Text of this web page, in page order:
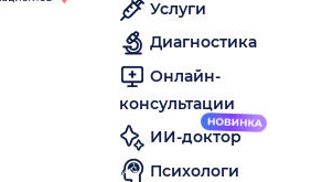
Услуги
Диагностика
Онлайн-
консультации
ИИ-доктор
Психологи